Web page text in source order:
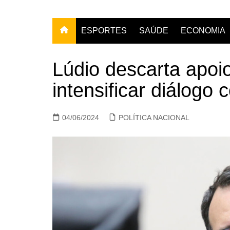
ESPORTES SAÚDE ECONOMIA
Lúdio descarta
intensificar diálogo
04/06/2024 POLÍTICA NACIONAL